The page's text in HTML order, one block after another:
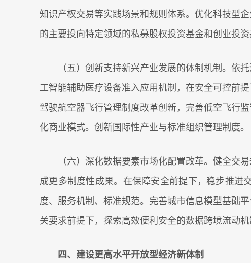
知识产权交易等实践场景和规则体系。优化科技型
的主要投向特定领域的私募股权投资基金和创业投
（五）创新支持新兴产业发展的体制机制。依托
工智能辅助医疗设备准入应用机制，在安全可控前
驾驶航空器飞行管理制度改革创新，完善低空飞行
化商业模式。创新国际性产业与标准组织管理制度。
（六）深化数据要素市场化配置改革。健全交易
成更多制度性成果。在保障安全前提下，稳步推进
度、服务机制、标准规范。完善城市信息模型基础
关要求前提下，探索高效便利安全的数据跨境流动机
四、建设更高水平开放型经济新体制